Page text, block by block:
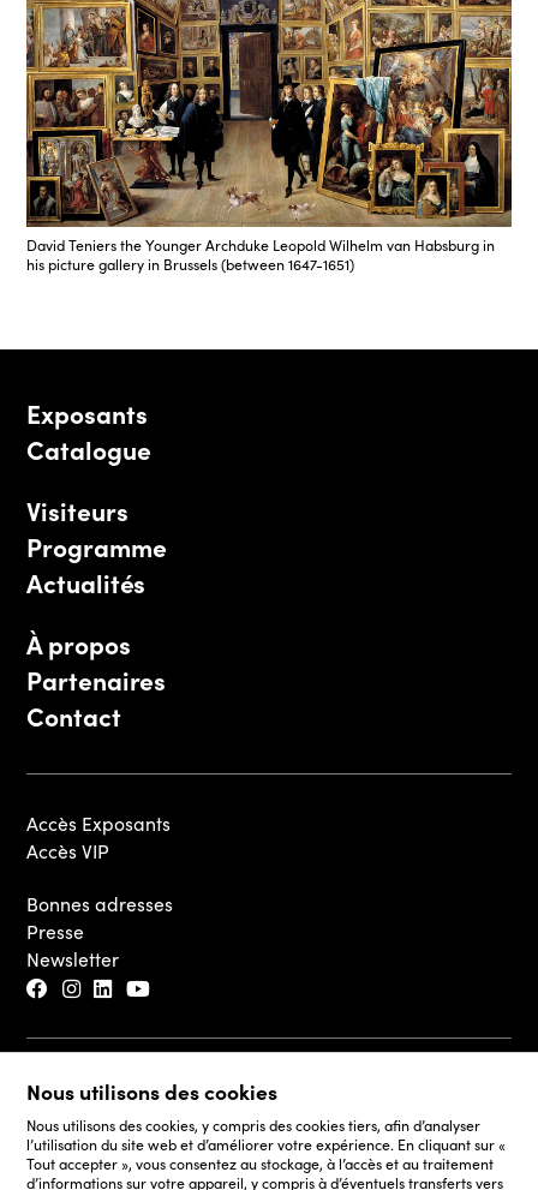
Nous utilisons des cookies
Nous utilisons des cookies, y compris des cookies tiers, afin d’analyser
l’utilisation du site web et d’améliorer votre expérience. En cliquant sur «
Tout accepter », vous consentez au stockage, à l’accès et au traitement
d’informations sur votre appareil, y compris à d’éventuels transferts vers
David Teniers the Younger Archduke Leopold Wilhelm van Habsburg in
his picture gallery in Brussels (between 1647-1651)
Exposants
Catalogue
Visiteurs
Programme
Actualités
À propos
Partenaires
Contact
Accès Exposants
Accès VIP
Bonnes adresses
Presse
Newsletter
© 2026 - Luxembourg Art Week S.A.
Mentions légales
Politique de Cookies
Politique de Confidentialité de Foire et du Siteweb